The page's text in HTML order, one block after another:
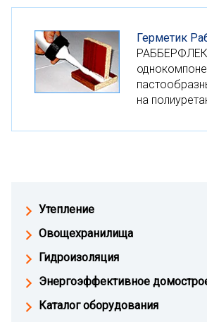
Утепление
Овощехранилища
Гидроизоляция
Энергоэффективное
Каталог оборудования
Герметик
на